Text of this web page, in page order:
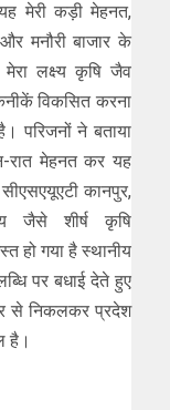
मेरी कड़ी मेहनत,
और मनौरी बाजार के
लक्ष्य कृषि जैव
विकसित करना
परिजनों ने बताया
रात मेहनत कर यह
कानपुर,
जैसे शीर्ष कृषि
हो गया है स्थानीय
पर बधाई देते हुए
से निकलकर प्रदेश
है।